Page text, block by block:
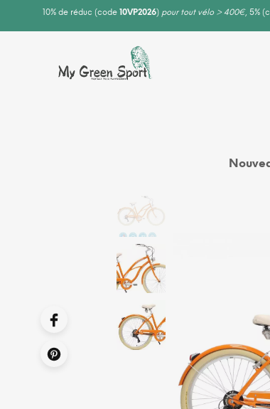
10% de réduc (code 10VP2026) pour tout vélo > 400€, 5%